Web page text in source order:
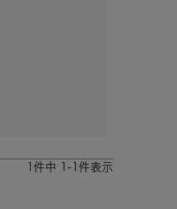
1 件中 1 - 1 件表示